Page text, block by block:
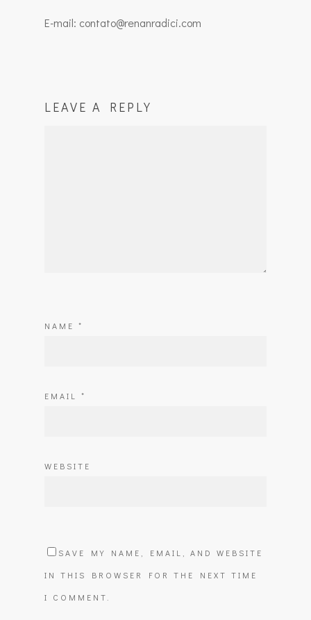
E-mail: contato@renanradici.com
LEAVE A REPLY
NAME *
EMAIL *
WEBSITE
SAVE MY NAME, EMAIL, AND WEBSITE
IN THIS BROWSER FOR THE NEXT TIME
I COMMENT.